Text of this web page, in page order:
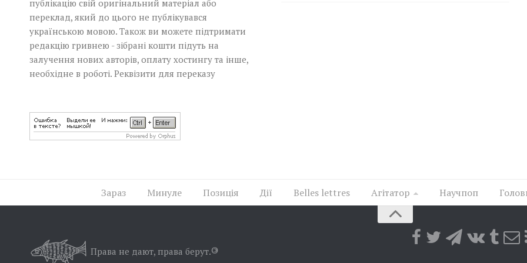
публікацію свій оригінальний матеріал або
переклад, який до цього не публікувався
українською мовою. Також ви можете підтримати
редакцію гривнею - зібрані кошти підуть на
залучення нових авторів, оплату хостингу та інше,
необхідне в роботі. Реквізити для переказу
Зараз Минуле Позиція Дії Belles lettres Агітатор Научпоп
Права не дают, права берут.©